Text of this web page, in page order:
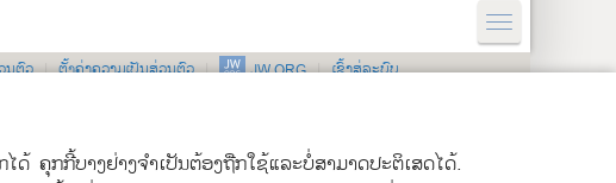
ດ້ ຄຸກກີ້ບາງຢ່າງຈຳເປັນຕ້ອງຖືກໃຊ້ແລະບໍ່ສາມາດປະຕິເສດໄດ້.
ນຕົວ ຕັ້ງຄ່າຄວາມເປັນສ່ວນຕົວ JW.ORG ເຂົ້າສູ່ລະບົບ